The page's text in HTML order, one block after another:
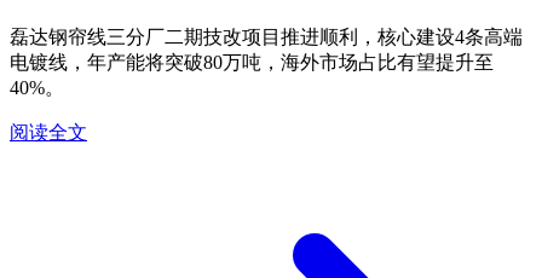
磊达钢帘线三分厂二期技改项目推进顺利，核心建设4条高端
电镀线，年产能将突破80万吨，海外市场占比有望提升至
40%。
阅读全文